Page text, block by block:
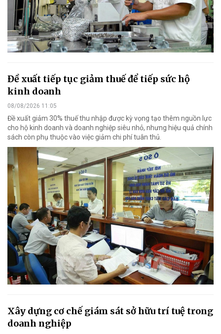
Đề xuất tiếp tục giảm thuế để tiếp sức hộ
kinh doanh
08/08/2026 11:05
Đề xuất giảm 30% thuế thu nhập được kỳ vọng tạo thêm nguồn lực
cho hộ kinh doanh và doanh nghiệp siêu nhỏ, nhưng hiệu quả chính
sách còn phụ thuộc vào việc giảm chi phí tuân thủ.
Xây dựng cơ chế giám sát sở hữu trí tuệ trong
doanh nghiệp